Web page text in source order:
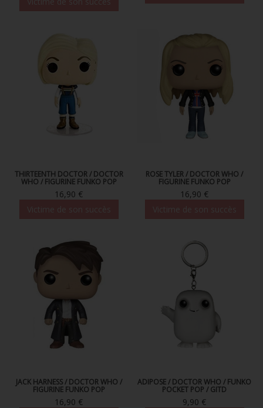
THIRTEENTH DOCTOR / DOCTOR
WHO / FIGURINE FUNKO POP
16,90 €
ROSE TYLER / DOCTOR WHO /
FIGURINE FUNKO POP
16,90 €
JACK HARNESS / DOCTOR WHO /
FIGURINE FUNKO POP
16,90 €
ADIPOSE / DOCTOR WHO / FUNKO
POCKET POP / GITD
9,90 €